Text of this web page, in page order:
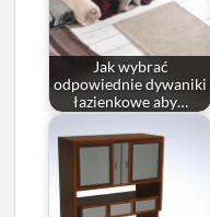
Jak wybrać
odpowiednie dywaniki
łazienkowe aby…